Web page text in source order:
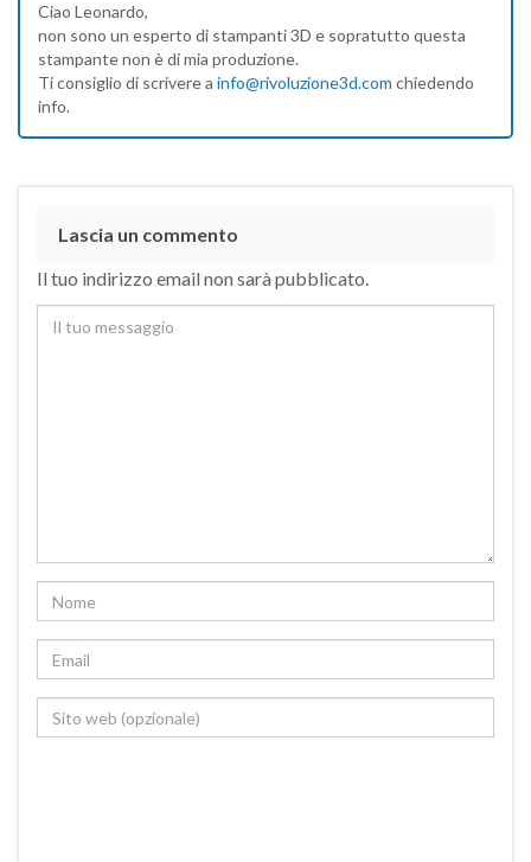
Ciao Leonardo,
non sono un esperto di stampanti 3D e sopratutto questa
stampante non è di mia produzione.
Ti consiglio di scrivere a info@rivoluzione3d.com chiedendo
info.
Lascia un commento
Il tuo indirizzo email non sarà pubblicato.